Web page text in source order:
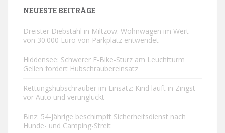
NEUESTE BEITRÄGE
Dreister Diebstahl in Miltzow: Wohnwagen im Wert
von 30.000 Euro von Parkplatz entwendet
Hiddensee: Schwerer E-Bike-Sturz am Leuchtturm
Gellen fordert Hubschraubereinsatz
Rettungshubschrauber im Einsatz: Kind läuft in Zingst
vor Auto und verunglückt
Binz: 54-Jährige beschimpft Sicherheitsdienst nach
Hunde- und Camping-Streit